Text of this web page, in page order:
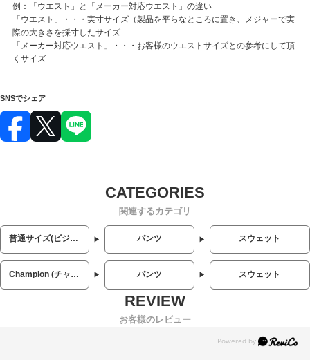
例：「ウエスト」と「メーカー対応ウエスト」の違い
「ウエスト」・・・実寸サイズ（製品を平らなところに置き、メジャーで実
際の大きさを採寸したサイズ
「メーカー対応ウエスト」・・・お客様のウエストサイズとの参考にして頂
くサイズ
SNSでシェア
関連するカテゴリ
普通サイズ(ビジネス・カジュアル) パンツ スウェット
Champion (チャンピオン) パンツ スウェット
お客様のレビュー